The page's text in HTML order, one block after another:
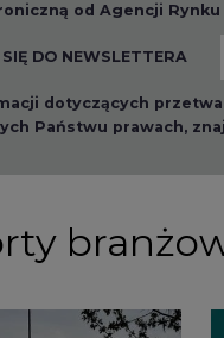
od Agencji Rynku
DO NEWSLETTERA
dotyczących
Państwu prawach,